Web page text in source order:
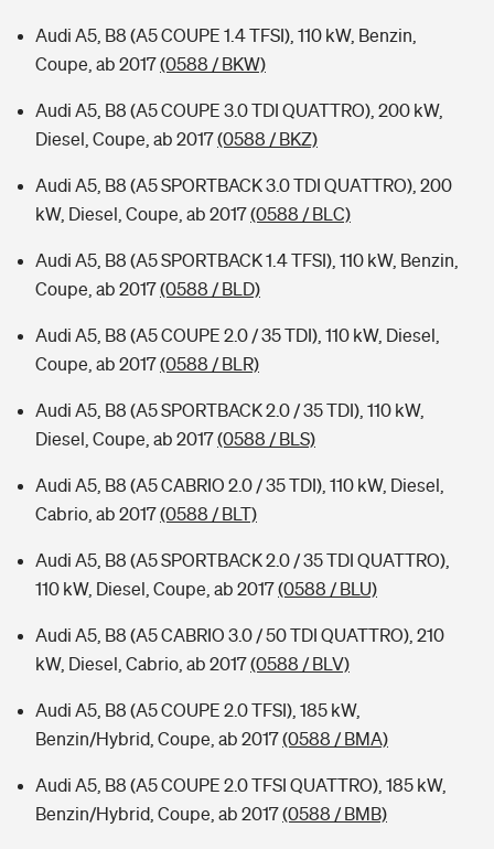
Audi A5, B8 (A5 COUPE 1.4 TFSI), 110 kW, Benzin,
Coupe, ab 2017(0588 / BKW)
Audi A5, B8 (A5 COUPE 3.0 TDI QUATTRO), 200 kW,
Diesel, Coupe, ab 2017(0588 / BKZ)
Audi A5, B8 (A5 SPORTBACK 3.0 TDI QUATTRO), 200
kW, Diesel, Coupe, ab 2017(0588 / BLC)
Audi A5, B8 (A5 SPORTBACK 1.4 TFSI), 110 kW, Benzin,
Coupe, ab 2017(0588 / BLD)
Audi A5, B8 (A5 COUPE 2.0 / 35 TDI), 110 kW, Diesel,
Coupe, ab 2017(0588 / BLR)
Audi A5, B8 (A5 SPORTBACK 2.0 / 35 TDI), 110 kW,
Diesel, Coupe, ab 2017(0588 / BLS)
Audi A5, B8 (A5 CABRIO 2.0 / 35 TDI), 110 kW, Diesel,
Cabrio, ab 2017(0588 / BLT)
Audi A5, B8 (A5 SPORTBACK 2.0 / 35 TDI QUATTRO),
110 kW, Diesel, Coupe, ab 2017(0588 / BLU)
Audi A5, B8 (A5 CABRIO 3.0 / 50 TDI QUATTRO), 210
kW, Diesel, Cabrio, ab 2017(0588 / BLV)
Audi A5, B8 (A5 COUPE 2.0 TFSI), 185 kW,
Benzin/Hybrid, Coupe, ab 2017(0588 / BMA)
Audi A5, B8 (A5 COUPE 2.0 TFSI QUATTRO), 185 kW,
Benzin/Hybrid, Coupe, ab 2017(0588 / BMB)